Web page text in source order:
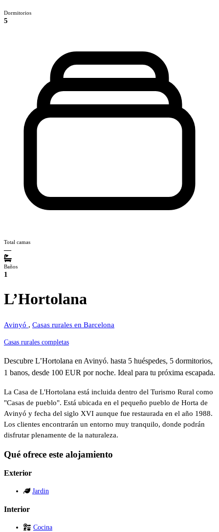
Dormitorios
5
Total camas
—
Baños
1
L’Hortolana
Avinyó , Casas rurales en Barcelona
Casas rurales completas
Descubre L’Hortolana en Avinyó. hasta 5 huéspedes, 5 dormitorios,
1 banos, desde 100 EUR por noche. Ideal para tu próxima escapada.
La Casa de L'Hortolana está incluida dentro del Turismo Rural como
"Casas de pueblo". Está ubicada en el pequeño pueblo de Horta de
Avinyó y fecha del siglo XVI aunque fue restaurada en el año 1988.
Los clientes encontrarán un entorno muy tranquilo, donde podrán
disfrutar plenamente de la naturaleza.
Qué ofrece este alojamiento
Exterior
Jardin
Interior
Cocina